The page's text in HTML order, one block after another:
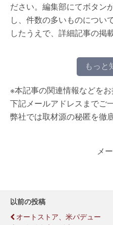
ださい。編集部にてボタン
し、件数の多いものについ
したうえで、詳細記事の掲
もっと
※本記事の関連情報などを
下記メールアドレスまでご
弊社では取材源の秘匿を徹
メ
以前の投稿
オートストア、米パデュー